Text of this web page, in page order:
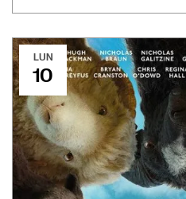
LUN
10